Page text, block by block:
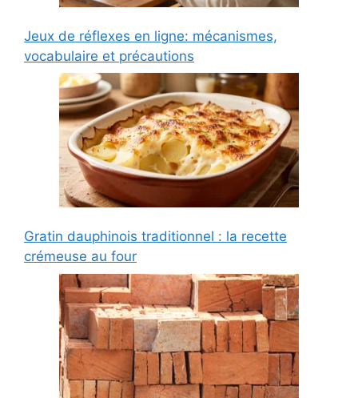
Jeux de réflexes en ligne: mécanismes,
vocabulaire et précautions
Gratin dauphinois traditionnel : la recette
crémeuse au four